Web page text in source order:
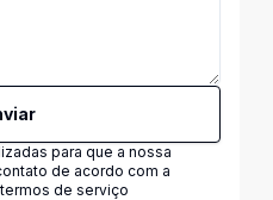
para que a nossa
de acordo com a
de serviço